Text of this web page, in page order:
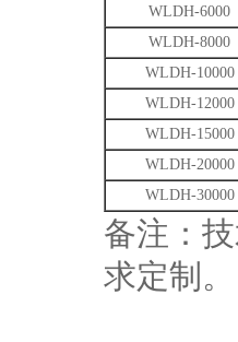
WLDH-6000
WLDH-8000
WLDH-10000
WLDH-12000
WLDH-15000
WLDH-20000
WLDH-30000
备注：
求定制。